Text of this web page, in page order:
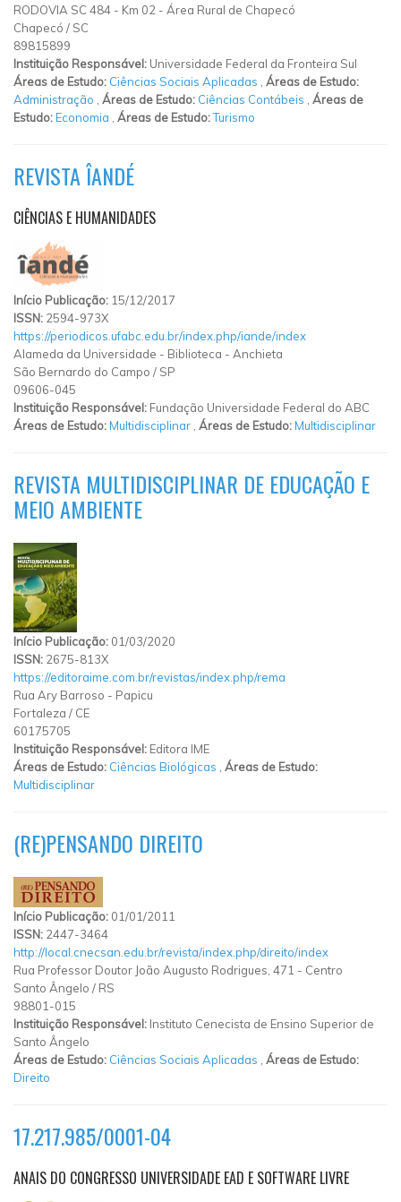
RODOVIA SC 484 - Km 02 - Área Rural de Chapecó
Chapecó / SC
89815899
Instituição Responsável: Universidade Federal da Fronteira Sul
Áreas de Estudo: Ciências Sociais Aplicadas
Áreas de Estudo:
Administração
Áreas de Estudo: Ciências Contábeis
Áreas de
Estudo:Economia Áreas de Estudo:Turismo
REVISTA ÎANDÉ
CIÊNCIAS E HUMANIDADES
Início Publicação: 15/12/2017
ISSN: 2594-973X
https://periodicos.ufabc.edu.br/index.php/iande/index
Alameda da Universidade - Biblioteca - Anchieta
São Bernardo do Campo / SP
09606-045
Instituição Responsável: Fundação Universidade Federal do ABC
Áreas de Estudo:Multidisciplinar Áreas de Estudo:Multidisciplinar
REVISTA MULTIDISCIPLINAR DE EDUCAÇÃO E
MEIO AMBIENTE
Início Publicação: 01/03/2020
ISSN: 2675-813X
https://editoraime.com.br/revistas/index.php/rema
Rua Ary Barroso - Papicu
Fortaleza / CE
60175705
Instituição Responsável: Editora IME
Áreas de Estudo: Ciências Biológicas
Áreas de Estudo:
Multidisciplinar
(RE)PENSANDO DIREITO
Início Publicação: 01/01/2011
ISSN: 2447-3464
http://local.cnecsan.edu.br/revista/index.php/direito/index
Rua Professor Doutor João Augusto Rodrigues, 471 - Centro
Santo Ângelo / RS
98801-015
Instituição Responsável: Instituto Cenecista de Ensino Superior de
Santo Ângelo
Áreas de Estudo: Ciências Sociais Aplicadas
Áreas de Estudo:
Direito
17.217.985/0001-04
ANAIS DO CONGRESSO UNIVERSIDADE EAD E SOFTWARE LIVRE